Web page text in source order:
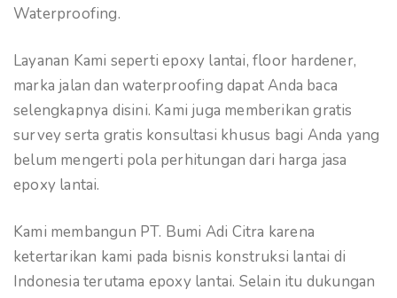
Waterproofing.
Layanan Kami seperti epoxy lantai, floor hardener,
marka jalan dan waterproofing dapat Anda baca
selengkapnya disini. Kami juga memberikan gratis
survey serta gratis konsultasi khusus bagi Anda yang
belum mengerti pola perhitungan dari harga jasa
epoxy lantai.
Kami membangun PT. Bumi Adi Citra karena
ketertarikan kami pada bisnis konstruksi lantai di
Indonesia terutama epoxy lantai. Selain itu dukungan